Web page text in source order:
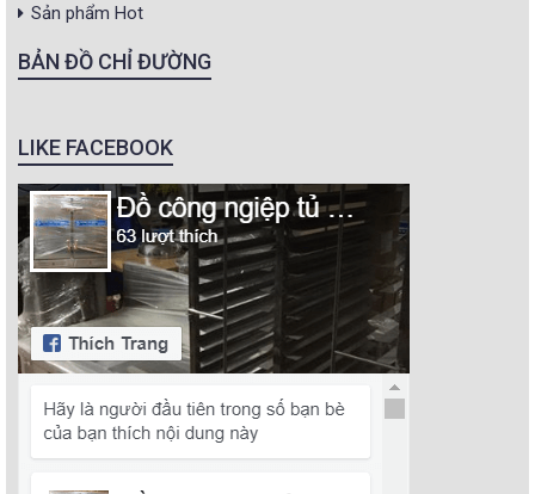
Sản phẩm Hot
BẢN ĐỒ CHỈ ĐƯỜNG
LIKE FACEBOOK